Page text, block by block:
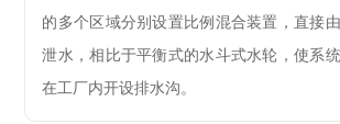
的多个区域分别设置比例混合装置，直接
泄水，相比于平衡式的水斗式水轮，使系
在工厂内开设排水沟。